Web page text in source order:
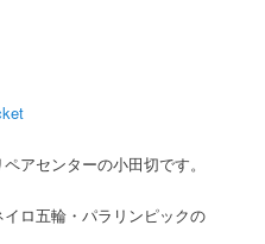
アセンターの小田切です。
ロ五輪・パラリンピックの